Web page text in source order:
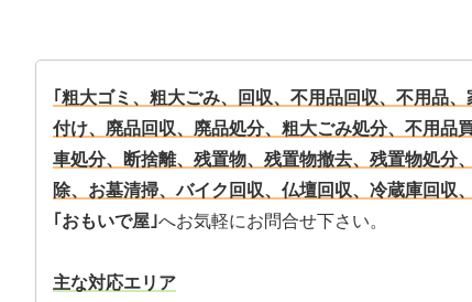
｢粗大ゴミ、粗大ごみ、回収、不用品回収、不用品
付け、廃品回収、廃品処分、粗大ごみ処分、不用品
車処分、断捨離、残置物、残置物撤去、残置物処分
除、お墓清掃、バイク回収、仏壇回収、冷蔵庫回収
｢おもいで屋｣へお気軽にお問合せ下さい。
主な対応エリア